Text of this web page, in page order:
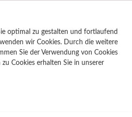
optimal zu gestalten und fortlaufend
wir Cookies. Durch die weitere
Sie der Verwendung von Cookies
Cookies erhalten Sie in unserer